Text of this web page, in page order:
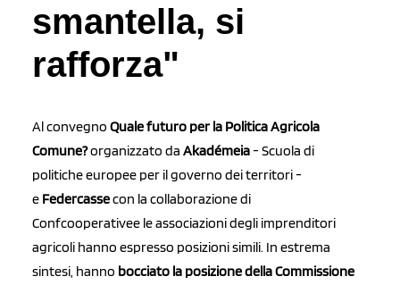
smantella, si
rafforza"
Al convegno Quale futuro per la Politica Agricola
Comune?organizzato da Akadémeia- Scuola di
politiche europee per il governo dei territori -
e Federcassecon la collaborazione di
Confcooperativee le associazioni degli imprenditori
agricoli hanno espresso posizioni simili. In estrema
sintesi, hanno bocciato la posizione della Commissione